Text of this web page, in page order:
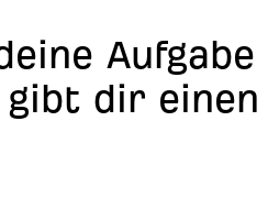
Aufgabe
dir einen